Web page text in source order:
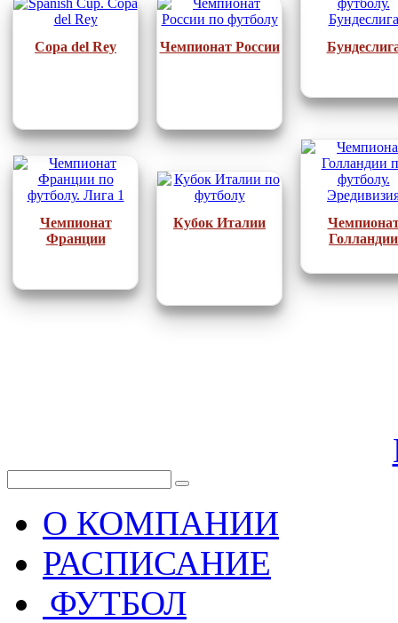
Copa del Rey Чемпионат России
Чемпионат
Франции
Кубок Италии
Голландии
О КОМПАНИИ
РАСПИСАНИЕ
ФУТБОЛ